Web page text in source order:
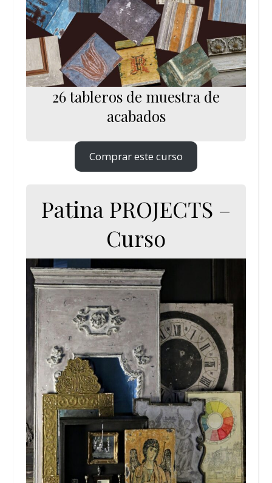
26 tableros de muestra de
acabados
Comprar este curso
Patina PROJECTS –
Curso